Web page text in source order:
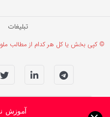
تبلیغات
© کپی بخش یا کل هر کدام از مطالب
آموزش